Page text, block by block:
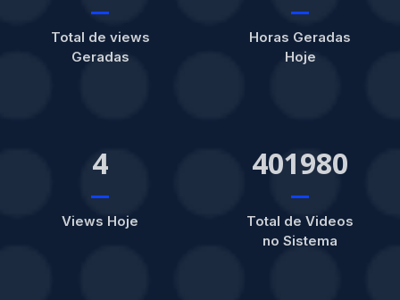
Total de views
Geradas
Horas Geradas
Hoje
4
Views Hoje
401980
Total de Videos
no Sistema